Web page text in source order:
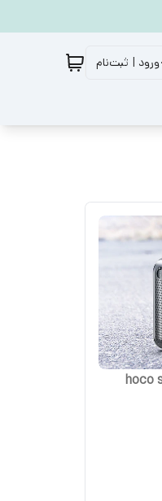
ورود | ثبت‌نام